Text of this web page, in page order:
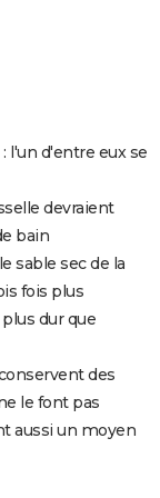
l'un d'entre eux se
devraient
bain
sable sec de la
fois plus
dur que
des
le font pas
aussi un moyen